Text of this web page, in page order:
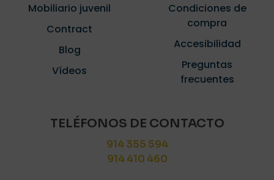
Mobiliario juvenil
Contract
Blog
Vídeos
Condiciones de
compra
Accesibilidad
Preguntas
frecuentes
TELÉFONOS DE CONTACTO
914 355 594
914 410 460